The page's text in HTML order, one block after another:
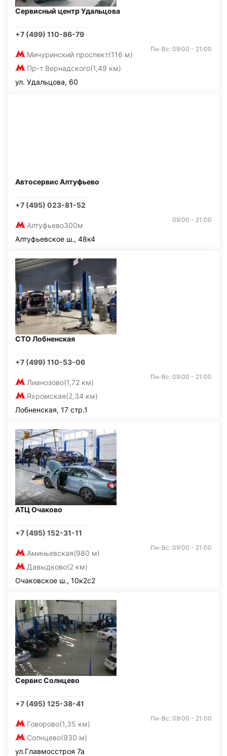
Сервисный центр Удальцова
+7 (499) 110-86-79
Мичуринский проспект(116 м)
Пр-т Вернадского(1,49 км)
Пн-Вс: 09:00 - 21:00
ул. Удальцова, 60
Автосервис Алтуфьево
+7 (495) 023-81-52
Алтуфьево300м
09:00 - 21:00
Алтуфьевское ш., 48к4
СТО Лобненская
+7 (499) 110-53-06
Лианозово(1,72 км)
Яхромская(2,34 км)
Пн-Вс: 09:00 - 21:00
Лобненская, 17 стр.1
АТЦ Очаково
+7 (495) 152-31-11
Аминьевская(980 м)
Давыдково(2 км)
Пн-Вс: 09:00 - 21:00
Очаковское ш., 10к2с2
Сервис Солнцево
+7 (495) 125-38-41
Говорово(1,35 км)
Солнцево(930 м)
Пн-Вс: 09:00 - 21:00
ул.Главмосстроя 7а